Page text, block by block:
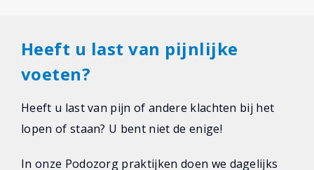
Heeft u last van pijnlijke
voeten?
Heeft u last van pijn of andere klachten bij het
lopen of staan? U bent niet de enige!
In onze Podozorg praktijken doen we dagelijks